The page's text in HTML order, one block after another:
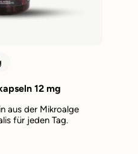
12 mg
aus der Mikroalge
für jeden Tag.